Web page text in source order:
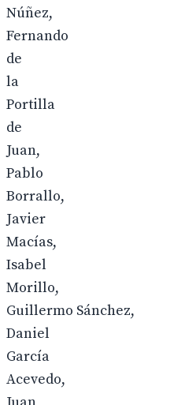
Núñez,
Fernando
de
la
Portilla
de
Juan,
Pablo
Borrallo,
Javier
Macías,
Isabel
Morillo,
Guillermo Sánchez,
Daniel
García
Acevedo,